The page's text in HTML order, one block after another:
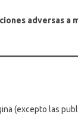
adversas a
(excepto las